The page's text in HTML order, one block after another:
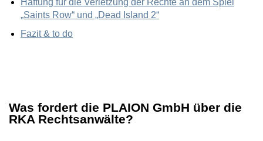
„Saints Row“ und „Dead Island 2“
Fazit & to do
Was fordert die PLAION GmbH über die
RKA Rechtsanwälte?